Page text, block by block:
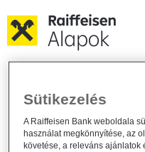
A Raiffeisen Tőke-
Likviditási Alap
minimális szintje
Sütikezelés
A Raiffeisen Bank weboldala
használat megkönnyítése, az
követése, a releváns